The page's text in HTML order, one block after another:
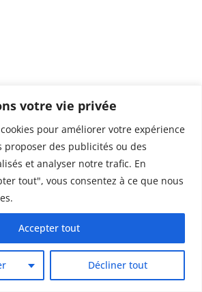
votre vie privée
pour améliorer votre expérience
proposer des publicités ou des
et analyser notre trafic. En
tout", vous consentez à ce que nous
Décliner tout
Accepter tout